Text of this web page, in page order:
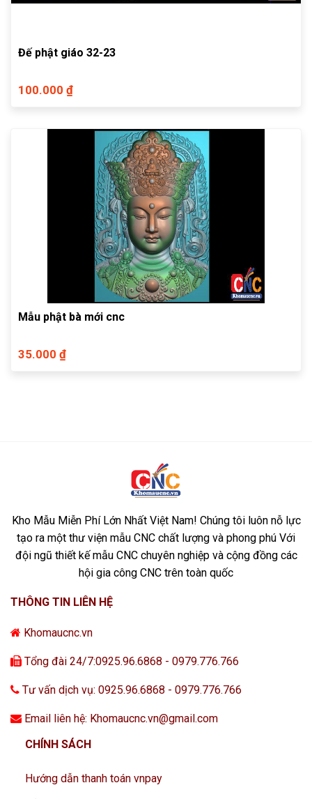
Đế phật giáo 32-23
100.000 ₫
Mẫu phật bà mới cnc
35.000 ₫
Kho Mẫu Miễn Phí Lớn Nhất Việt Nam! Chúng tôi luôn nỗ lực
tạo ra một thư viện mẫu CNC chất lượng và phong phú Với
đội ngũ thiết kế mẫu CNC chuyên nghiệp và cộng đồng các
hội gia công CNC trên toàn quốc
THÔNG TIN LIÊN HỆ
Khomaucnc.vn
Tổng đài 24/7:0925.96.6868 - 0979.776.766
Tư vấn dịch vụ: 0925.96.6868 - 0979.776.766
Email liên hệ: Khomaucnc.vn@gmail.com
CHÍNH SÁCH
Hướng dẫn thanh toán vnpay